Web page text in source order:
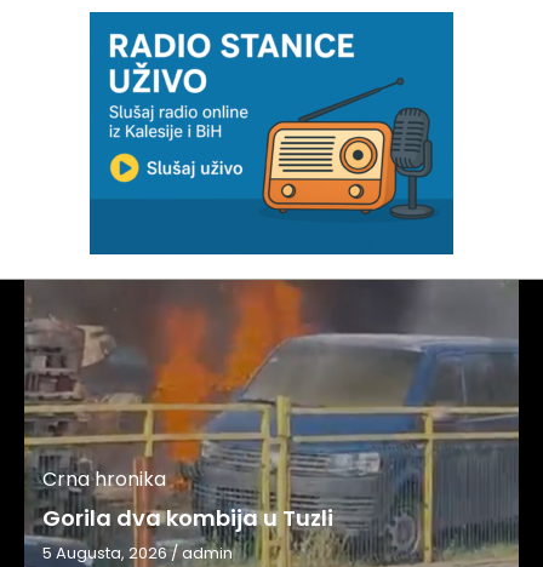
Crna hronika
Gorila dva kombija u Tuzli
5 Augusta, 2026/admin